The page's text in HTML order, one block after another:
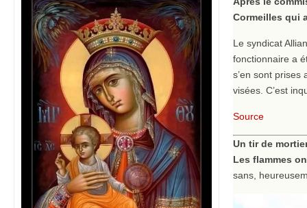
Cormeilles qui
Le syndicat
fonctionnaire a
s’en sont prises
visées. C’est
Source
Un tir de
Les flammes
sans,